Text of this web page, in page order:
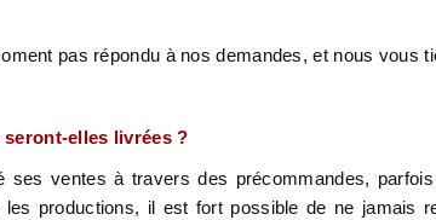
pas répondu à nos demandes, et nous vous
elles livrées ?
ses ventes à travers des précommandes,
productions, il est fort possible de ne jamais